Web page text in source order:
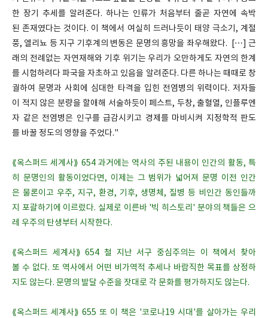
한 장기 추세를 알려준다. 하나는 인류가 처음부터 줄곧 자연에 속박
된 존재였다는 것이다. 이 책에서 여실히 드러나듯이 태양 극소기, 계절
풍, 엘리뇨 등 지구 기후계의 변동은 문명의 흥망을 좌우해왔다. […] 근
래의 전례없는 자연재해와 기후 위기는 우리가 오만하게도 자연의 한계
를 시험하려다 파국을 자초하고 있음을 알려준다. 다른 하나는 때때로 창
궐하여 문명과 사회에 심대한 타격을 입힌 전염병의 위력이다. 저자들
이 적지 않은 분량을 할애해 서술하듯이 페스트, 두창, 출혈열, 인플루엔
자 같은 전염병은 인구를 급감시키고 경제를 마비시켜 지정학적 판도
를 바꿀 정도의 영향을 주었다."
⟪옥스퍼드 세계사⟫ 654 과거에는 역사의 주된 내용이 인간의 활동, 특
히 문명인의 활동이었다면, 이제는 그 범위가 넓어져 문명 이전 인간
은 물론이고 우주, 지구, 환경, 기후, 생명체, 질병 등 비인간 동인들까
지 포괄하기에 이르렀다. 실제로 이른바 '빅 히스토리' 분야의 책들은 으
레 우주의 탄생부터 시작한다.
⟪옥스퍼드 세계사⟫ 654 철 지난 서구 중심주의는 이 책에서 찾아
볼 수 없다. 또 역사에서 어떤 비가역적 추세나 바람직한 목표를 상정하
지도 않는다. 문명의 발달 수준을 잣대로 각 문화를 평가하지도 않는다.
⟪옥스퍼드 세계사⟫ 655 또 이 책은 '코로나19 시대'를 살아가는 우리